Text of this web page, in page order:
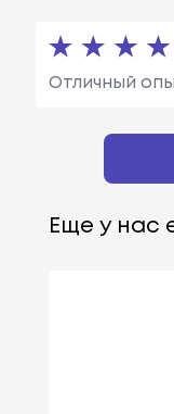
Отличный
Еще у нас